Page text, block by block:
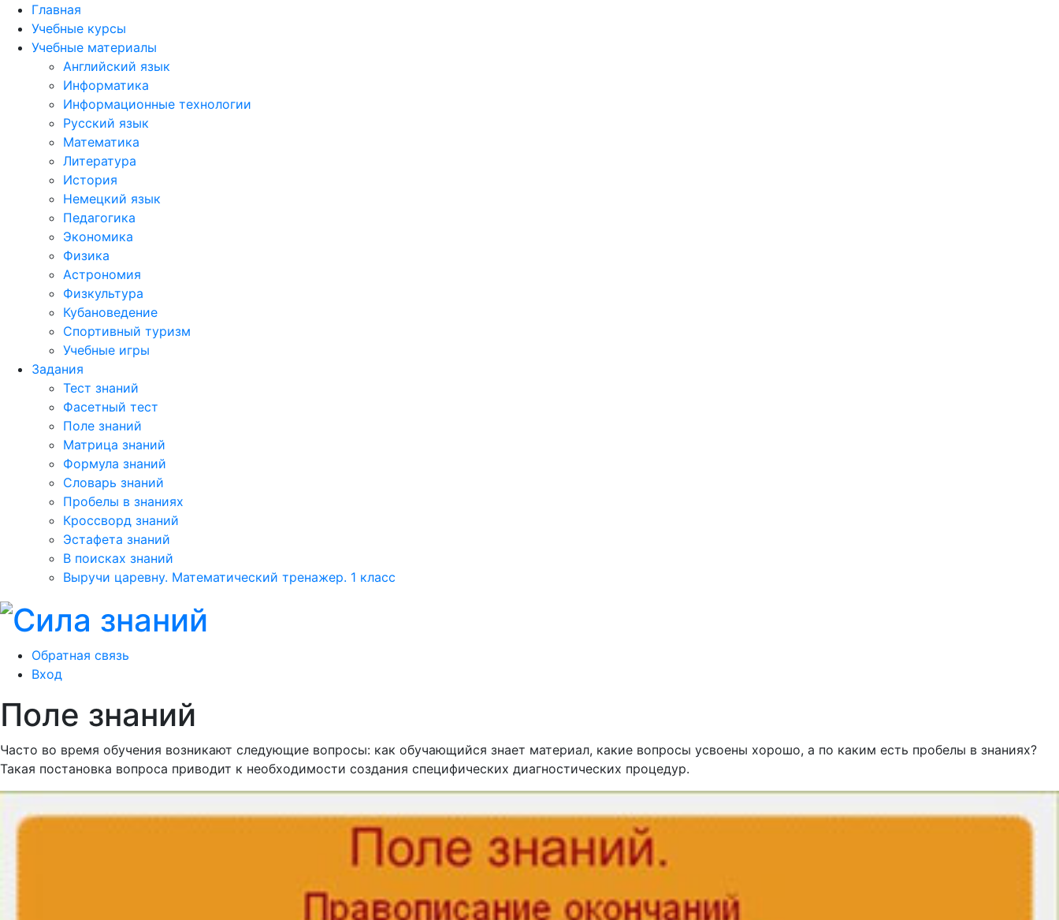
Главная
Учебные курсы
Учебные материалы
Английский язык
Информатика
Информационные технологии
Русский язык
Математика
Литература
История
Немецкий язык
Педагогика
Экономика
Физика
Астрономия
Физкультура
Кубановедение
Спортивный туризм
Учебные игры
Задания
Тест знаний
Фасетный тест
Поле знаний
Матрица знаний
Формула знаний
Словарь знаний
Пробелы в знаниях
Кроссворд знаний
Эстафета знаний
В поисках знаний
Выручи царевну. Математический тренажер. 1 класс
Обратная связь
Вход
Поле знаний
Часто во время обучения возникают следующие вопросы: как обучающийся знает материал, какие вопросы усвоены хорошо, а по каким есть пробелы в знаниях?
Такая постановка вопроса приводит к необходимости создания специфических диагностических процедур.